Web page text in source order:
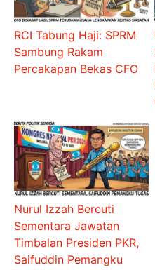
RCI Tabung Haji: SPRM
Sambung Rakam
Percakapan Bekas CFO
Nurul Izzah Bercuti
Sementara Jawatan
Timbalan Presiden PKR,
Saifuddin Pemangku